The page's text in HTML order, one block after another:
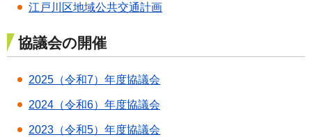
江戸川区地域公共交通計画
協議会の開催
2025（令和7）年度協議会
2024（令和6）年度協議会
2023（令和5）年度協議会